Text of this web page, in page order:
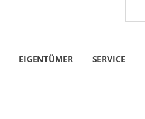
EIGENTÜMER SERVICE